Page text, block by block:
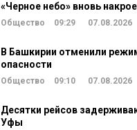
«Черное небо» вновь
Общество 09:29 07.08.2026
В Башкирии отменили
опасности
Общество 09:10 07.08.2026
Десятки рейсов
Уфы